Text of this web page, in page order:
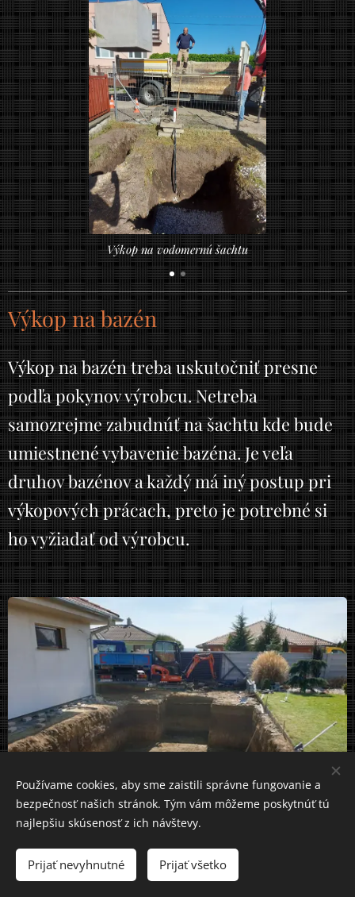
Výkop na vodomernú šachtu
Výkop na bazén
Výkop na bazén treba uskutočniť presne
podľa pokynov výrobcu. Netreba
samozrejme zabudnúť na šachtu kde bude
umiestnené vybavenie bazéna. Je veľa
druhov bazénov a každý má iný postup pri
výkopových prácach, preto je potrebné si
ho vyžiadať od výrobcu.
Výkop na bazén
Používame cookies, aby sme zaistili správne fungovanie a
bezpečnosť našich stránok. Tým vám môžeme poskytnúť tú
najlepšiu skúsenosť z ich návštevy.
Prijať nevyhnutné Prijať všetko